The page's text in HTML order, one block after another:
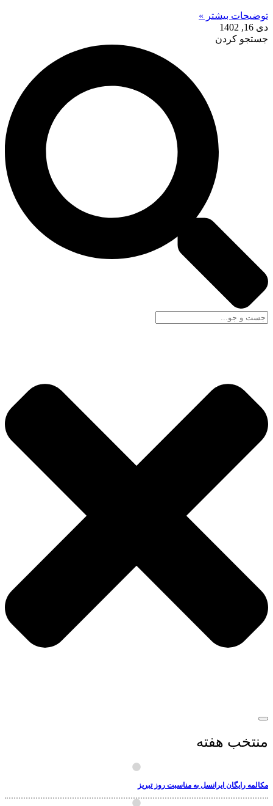
توضیحات بیشتر »
دی 16, 1402
جستجو کردن
منتخب هفته
مکالمه رایگان ایرانسل به مناسبت روز تبریز